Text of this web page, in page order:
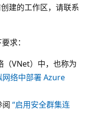
建的工作区，请联系
求：
（VNet）中，也称为
络中部署 Azure
阅 “启用安全群集连